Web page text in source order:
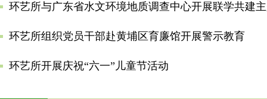
环艺所与广东省水文环境地质调查中心开展联学共建
环艺所组织党员干部赴黄埔区育廉馆开展警示教育
环艺所开展庆祝“六一”儿童节活动